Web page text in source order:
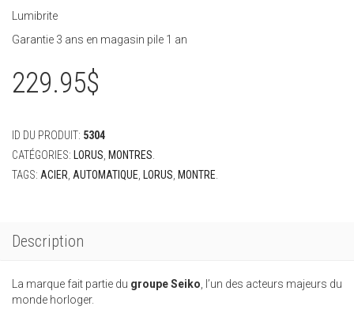
Lumibrite
Garantie 3 ans en magasin pile 1 an
229.95$
ID DU PRODUIT: 5304
CATÉGORIES:
LORUS MONTRES
TAGS: ACIER AUTOMATIQUE LORUS MONTRE
Description
La marque fait partie du groupe Seiko , l’un des acteurs majeurs du
monde horloger.